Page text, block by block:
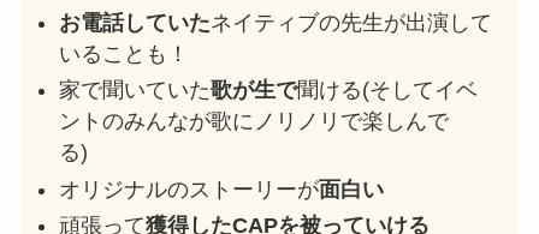
お電話していたネイティブの先生が出演して
いることも！
家で聞いていた歌が生で聞ける(そしてイベ
ントのみんなが歌にノリノリで楽しんで
る)
オリジナルのストーリーが面白い
頑張って獲得したCAPを被っていける